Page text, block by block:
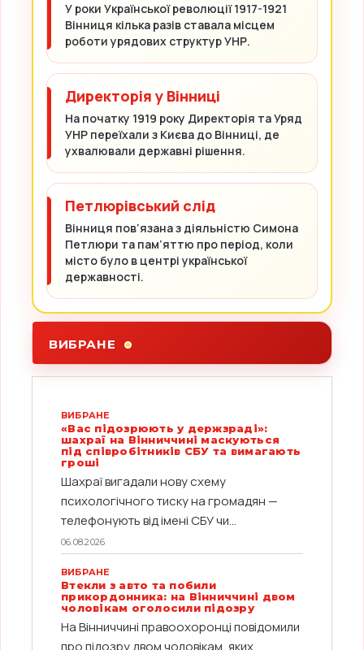
У роки Української революції 1917-1921
Вінниця кілька разів ставала місцем
роботи урядових структур УНР.
Директорія у Вінниці
На початку 1919 року Директорія та Уряд
УНР переїхали з Києва до Вінниці, де
ухвалювали державні рішення.
Петлюрівський слід
Вінниця пов’язана з діяльністю Симона
Петлюри та пам’яттю про період, коли
місто було в центрі української
державності.
ВИБРАНЕ
ВИБРАНЕ
«Вас підозрюють у держзраді»:
шахраї на Вінниччині маскуються
під співробітників СБУ та вимагають
гроші
Шахраї вигадали нову схему
психологічного тиску на громадян —
телефонують від імені СБУ чи...
06.08.2026
ВИБРАНЕ
Втекли з авто та побили
прикордонника: на Вінниччині двом
чоловікам оголосили підозру
На Вінниччині правоохоронці повідомили
про підозру двом чоловікам, яких